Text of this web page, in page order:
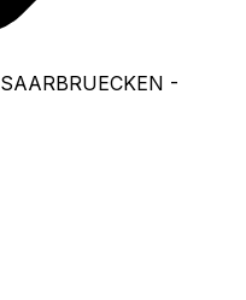
SAARBRUECKEN -